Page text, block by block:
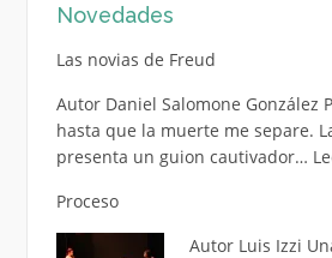
Novedades
Las novias de Freud
Autor Daniel Salomone González
hasta que la muerte me separe.
presenta un guion cautivador…
Proceso
Autor Luis Izzi